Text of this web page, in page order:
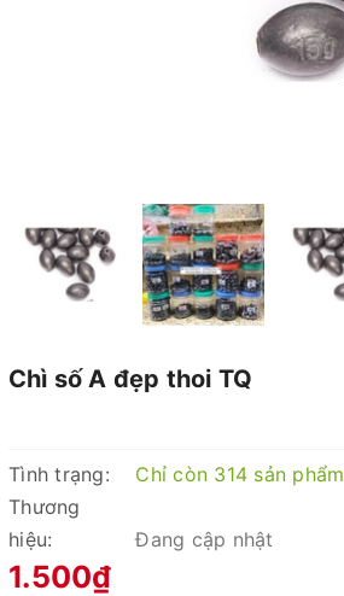
Chì số A đẹp thoi TQ
Tình trạng:
Chỉ còn 314 sản phẩm
Thương
hiệu:
Đang cập nhật
1.500₫